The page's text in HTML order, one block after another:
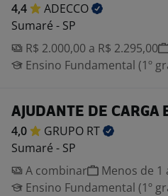
4,4
ADECCO
Sumaré - SP
R$ 2.000,00 a R$ 2.295,00
Ensino Fundamental (1º
AJUDANTE DE CARGA
4,0 GRUPO RT
Sumaré - SP
A combinar
Menos de 1
Ensino Fundamental (1º